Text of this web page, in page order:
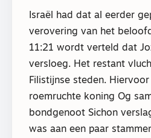
Israël had dat al eerder
verovering van het
11:21 wordt verteld dat
versloeg. Het restant
Filistijnse steden.
roemruchte koning Og
bondgenoot Sichon
was aan een paar